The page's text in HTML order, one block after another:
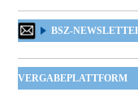
BSZ-
VERGABEPLATTFORM